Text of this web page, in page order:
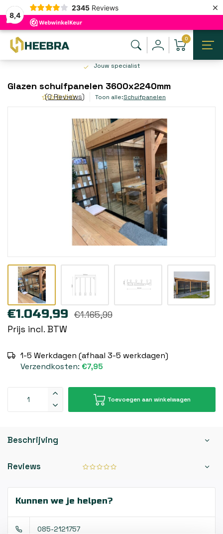
8,4
2345 Reviews ×
0
Jouw specialist
Glazen schuifpanelen 3600x2240mm
(0 Reviews) Toon alle:Schuifpanelen
€1.049,99 €1.165,99
Prijs incl. BTW
1-5 Werkdagen (afhaal 3-5 werkdagen)
Verzendkosten: €7,95
Toevoegen aan winkelwagen
Beschrijving
Reviews
Kunnen we je helpen?
085-2121757